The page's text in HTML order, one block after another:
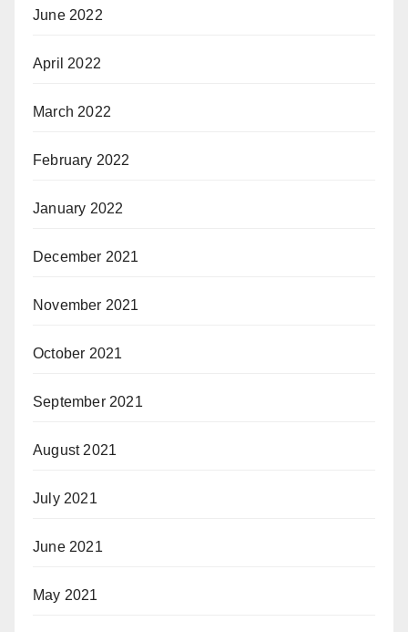
June 2022
April 2022
March 2022
February 2022
January 2022
December 2021
November 2021
October 2021
September 2021
August 2021
July 2021
June 2021
May 2021